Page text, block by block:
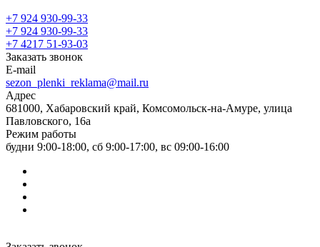
+7 924 930-99-33
+7 924 930-99-33
+7 4217 51-93-03
Заказать звонок
E-mail
sezon_plenki_reklama@mail.ru
Адрес
681000, Хабаровский край, Комсомольск-на-Амуре, улица
Павловского, 16а
Режим работы
будни 9:00-18:00, сб 9:00-17:00, вс 09:00-16:00